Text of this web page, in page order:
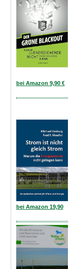
bei Amazon 9,90 €
bei Amazon 19,90